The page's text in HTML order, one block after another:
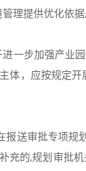
理提供优化依据
一步加强产业
体，应按规定
送审批专项
的,规划审批